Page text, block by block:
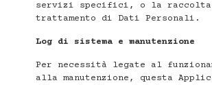
servizi specifici, o la
trattamento di Dati Personali.
Log di sistema e manutenzione
Per necessità legate al
alla manutenzione, questa